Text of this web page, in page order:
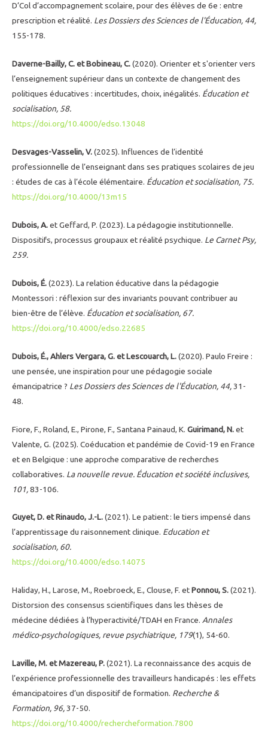
D’Col d’accompagnement scolaire, pour des élèves de 6e : entre
prescription et réalité. Les Dossiers des Sciences de l'Éducation, 44,
155-178.
Daverne-Bailly, C. et Bobineau, C.(2020). Orienter et s'orienter vers
l’enseignement supérieur dans un contexte de changement des
politiques éducatives : incertitudes, choix, inégalités. Éducation et
socialisation, 58.
https://doi.org/10.4000/edso.13048
Desvages-Vasselin, V.(2025). Influences de l’identité
professionnelle de l’enseignant dans ses pratiques scolaires de jeu
: études de cas à l’école élémentaire. Éducation et socialisation, 75.
https://doi.org/10.4000/13m15
Dubois, A.et Geffard, P. (2023). La pédagogie institutionnelle.
Dispositifs, processus groupaux et réalité psychique. Le Carnet Psy,
259.
Dubois, É.(2023). La relation éducative dans la pédagogie
Montessori : réflexion sur des invariants pouvant contribuer au
bien-être de l’élève. Éducation et socialisation, 67.
https://doi.org/10.4000/edso.22685
Dubois, É., Ahlers Vergara, G. et Lescouarch, L.(2020). Paulo Freire :
une pensée, une inspiration pour une pédagogie sociale
émancipatrice ? Les Dossiers des Sciences de l'Éducation, 44,31-
48.
Fiore, F., Roland, E., Pirone, F., Santana Painaud, K. Guirimand, N.et
Valente, G. (2025). Coéducation et pandémie de Covid-19 en France
et en Belgique : une approche comparative de recherches
collaboratives. La nouvelle revue. Éducation et société inclusives,
101,83-106.
Guyet, D. et Rinaudo, J.-L.(2021). Le patient : le tiers impensé dans
l’apprentissage du raisonnement clinique. Education et
socialisation, 60.
https://doi.org/10.4000/edso.14075
Haliday, H., Larose, M., Roebroeck, E., Clouse, F. etPonnou, S.(2021).
Distorsion des consensus scientifiques dans les thèses de
médecine dédiées à l’hyperactivité/TDAH en France. Annales
médico-psychologiques, revue psychiatrique, 179(1), 54-60.
Laville, M. et Mazereau, P.(2021). La reconnaissance des acquis de
l’expérience professionnelle des travailleurs handicapés : les effets
émancipatoires d’un dispositif de formation. Recherche &
Formation, 96,37-50.
https://doi.org/10.4000/rechercheformation.7800